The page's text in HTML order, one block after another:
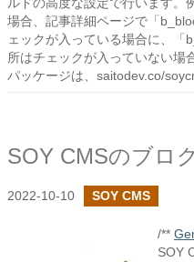
場合、記事詳細ページで「
ェックが入っている場合に、「
所はチェックが入っていない場
パッケージは、saitodev.co/
2022-10-10 SOY CMS
/**
SOY